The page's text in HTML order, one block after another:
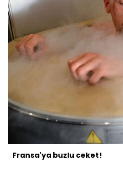
Fransa'ya buzlu ceket!